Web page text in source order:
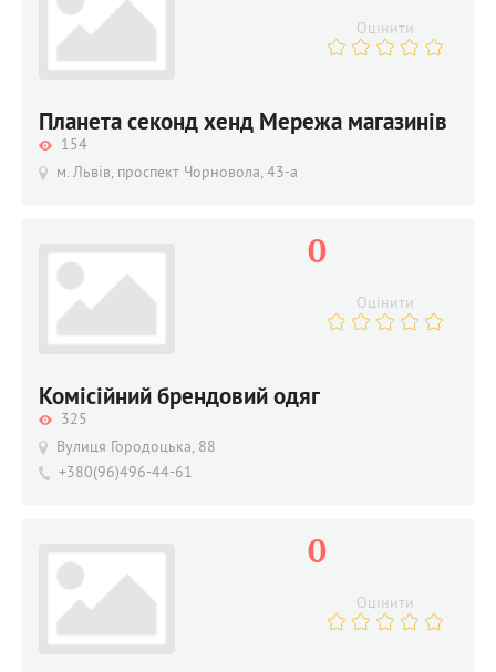
Планета секонд хенд Мережа магазинів
154
м. Львів, проспект Чорновола, 43-а
Оцінити
Комісійний брендовий одяг
325
Вулиця Городоцька, 88
+380(96)496-44-61
0
Оцінити
0
Оцінити